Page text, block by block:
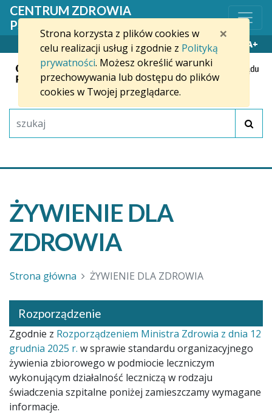
Przejdź do treści
×
Strona korzysta z plików cookies w
celu realizacji usług i zgodnie z Polityką
prywatności. Możesz określić warunki
przechowywania lub dostępu do plików
cookies w Twojej przeglądarce.
CENTRUM ZDROWIA
PSYCHICZNEGO W SŁUPSKU
WYSOKI KONTRAST A+
ŻYWIENIE DLA
ZDROWIA
Strona główna ŻYWIENIE DLA ZDROWIA
Rozporządzenie
Zgodnie z Rozporządzeniem Ministra Zdrowia z dnia 12
grudnia 2025 r. w sprawie standardu organizacyjnego
żywienia zbiorowego w podmiocie leczniczym
wykonującym działalność leczniczą w rodzaju
świadczenia szpitalne poniżej zamieszczamy wymagane
informacje.